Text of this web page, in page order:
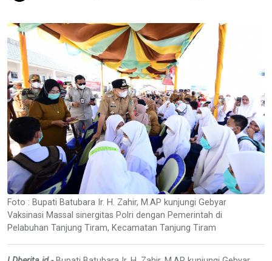
Foto : Bupati Batubara Ir. H. Zahir, M.AP kunjungi Gebyar
Vaksinasi Massal sinergitas Polri dengan Pemerintah di
Pelabuhan Tanjung Tiram, Kecamatan Tanjung Tiram